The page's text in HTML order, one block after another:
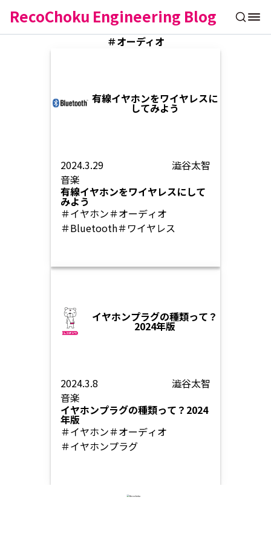
RecoChoku Engineering Blog
＃オーディオ
有線イヤホンをワイヤレスに
してみよう
2024.3.29
澁谷太智
音楽
有線イヤホンをワイヤレスにして
みよう
＃イヤホン＃オーディオ
＃Bluetooth＃ワイヤレス
イヤホンプラグの種類って？
2024年版
2024.3.8
澁谷太智
音楽
イヤホンプラグの種類って？2024
年版
＃イヤホン＃オーディオ
＃イヤホンプラグ